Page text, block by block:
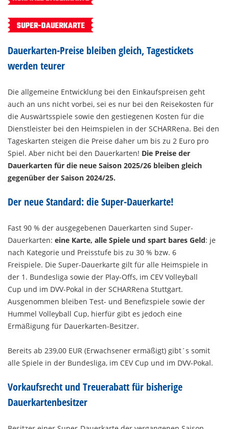
Dauerkarten-Preise bleiben gleich, Tagestickets
werden teurer
Die allgemeine Entwicklung bei den Einkaufspreisen geht
auch an uns nicht vorbei, sei es nur bei den Reisekosten für
die Auswärtsspiele sowie den gestiegenen Kosten für die
Dienstleister bei den Heimspielen in der SCHARRena. Bei den
Tageskarten steigen die Preise daher um bis zu 2 Euro pro
Spiel. Aber nicht bei den Dauerkarten! Die Preise der
Dauerkarten für die neue Saison 2025/26 bleiben gleich
gegenüber der Saison 2024/25.
Der neue Standard: die Super-Dauerkarte!
Fast 90 % der ausgegebenen Dauerkarten sind Super-
Dauerkarten: eine Karte, alle Spiele und spart bares Geld: je
nach Kategorie und Preisstufe bis zu 30 % bzw. 6
Freispiele. Die Super-Dauerkarte gilt für alle Heimspiele in
der 1. Bundesliga sowie der Play-Offs, im CEV Volleyball
Cup und im DVV-Pokal in der SCHARRena Stuttgart.
Ausgenommen bleiben Test- und Benefizspiele sowie der
Hummel Volleyball Cup, hierfür gibt es jedoch eine
Ermäßigung für Dauerkarten-Besitzer.
Bereits ab 239,00 EUR (Erwachsener ermäßigt) gibt´s somit
alle Spiele in der Bundesliga, im CEV Cup und im DVV-Pokal.
Vorkaufsrecht und Treuerabatt für bisherige
Dauerkartenbesitzer